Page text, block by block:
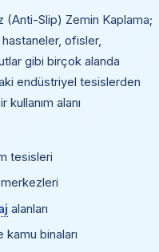
(Anti-Slip) Zemin Kaplama;
ofisler,
gibi birçok alanda
endüstriyel tesislerden
alanı
tesisleri
alanları
kamu binaları